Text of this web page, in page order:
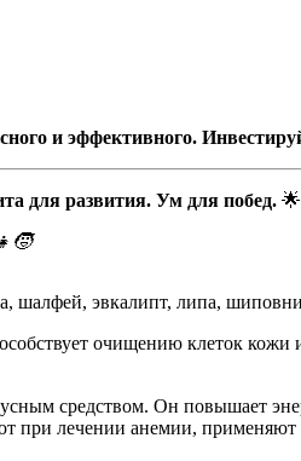
и эффективного.
развития. Ум для побед. 🌟
шалфей, эвкалипт, липа,
очищению клеток
средством. Он повышает
при лечении анемии,